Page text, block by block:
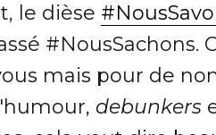
le dièse
#NousSachons.
mais pour de
debunkers